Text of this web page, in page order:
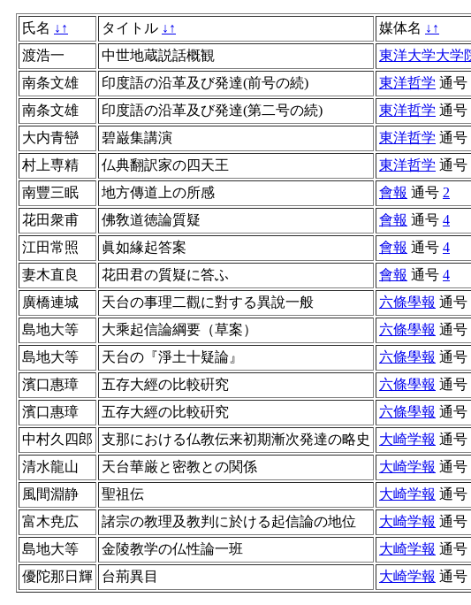
氏名 ↓ ↑ タイトル ↓ ↑ 媒体名 ↓ ↑
渡浩一
中世地蔵説話概観 東洋大学大学
南条文雄
印度語の沿革及び発達(前号の続) 東洋哲学 通号
南条文雄
印度語の沿革及び発達(第二号の続) 東洋哲学 通号
大内青巒
碧巌集講演 東洋哲学 通号
村上専精
仏典翻訳家の四天王 東洋哲学 通号
南豐三眠
地方傳道上の所感 會報 通号 2
花田衆甫
佛敎道徳論質疑 會報 通号 4
江田常照
眞如緣起答案 會報 通号 4
妻木直良
花田君の質疑に答ふ 會報 通号 4
廣橋連城
天台の事理二觀に對する異說一般 六條學報 通号
島地大等
大乘起信論綱要（草案） 六條學報 通号
島地大等
天台の『淨土十疑論』 六條學報 通号
濱口惠璋
五存大經の比較硏究 六條學報 通号
濱口惠璋
五存大經の比較硏究 六條學報 通号
中村久四郎
支那における仏教伝来初期漸次発達の略史 大崎学報 通号
清水龍山
天台華厳と密教との関係 大崎学報 通号
風間淵静
聖祖伝 大崎学報 通号
富木尭広
諸宗の教理及教判に於ける起信論の地位 大崎学報 通号
島地大等
金陵教学の仏性論一班 大崎学報 通号
優陀那日輝
台荊異目 大崎学報 通号